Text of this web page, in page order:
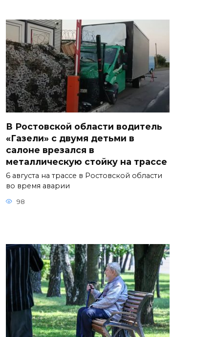
В Ростовской области водитель
«Газели» с двумя детьми в
салоне врезался в
металлическую стойку на трассе
6 августа на трассе в Ростовской области
во время аварии
98